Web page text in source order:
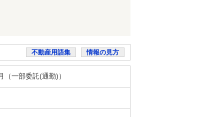
不動産用語集 情報の見方
（一部委託(通勤)）